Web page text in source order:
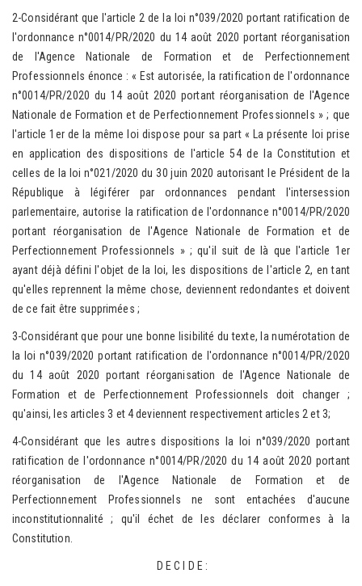
2-Considérant que l'article 2 de la loi n°039/2020 portant ratification de
l'ordonnance n°0014/PR/2020 du 14 août 2020 portant réorganisation
de l'Agence Nationale de Formation et de Perfectionnement
Professionnels énonce : « Est autorisée, la ratification de l'ordonnance
n°0014/PR/2020 du 14 août 2020 portant réorganisation de l'Agence
Nationale de Formation et de Perfectionnement Professionnels » ; que
l'article 1er de la même loi dispose pour sa part « La présente loi prise
en application des dispositions de l'article 54 de la Constitution et
celles de la loi n°021/2020 du 30 juin 2020 autorisant le Président de la
République à légiférer par ordonnances pendant l'intersession
parlementaire, autorise la ratification de l'ordonnance n°0014/PR/2020
portant réorganisation de l'Agence Nationale de Formation et de
Perfectionnement Professionnels » ; qu'il suit de là que l'article 1er
ayant déjà défini l'objet de la loi, les dispositions de l'article 2, en tant
qu'elles reprennent la même chose, deviennent redondantes et doivent
de ce fait être supprimées ;
3-Considérant que pour une bonne lisibilité du texte, la numérotation de
la loi n°039/2020 portant ratification de l'ordonnance n°0014/PR/2020
du 14 août 2020 portant réorganisation de l'Agence Nationale de
Formation et de Perfectionnement Professionnels doit changer ;
qu'ainsi, les articles 3 et 4 deviennent respectivement articles 2 et 3;
4-Considérant que les autres dispositions la loi n°039/2020 portant
ratification de l'ordonnance n°0014/PR/2020 du 14 août 2020 portant
réorganisation de l'Agence Nationale de Formation et de
Perfectionnement Professionnels ne sont entachées d'aucune
inconstitutionnalité ; qu'il échet de les déclarer conformes à la
Constitution.
D E C I D E :